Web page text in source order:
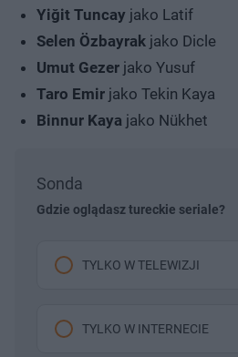
Yiğit Tuncay jako Latif
Selen Özbayrak jako Dicle
Umut Gezer jako Yusuf
Taro Emir jako Tekin Kaya
Binnur Kaya jako Nükhet
Sonda
Gdzie oglądasz tureckie seriale?
TYLKO W TELEWIZJI
TYLKO W INTERNECIE